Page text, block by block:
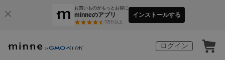
お買いものがもっとお得に
minneのアプリ
3万件以上
インストールする
ログイン